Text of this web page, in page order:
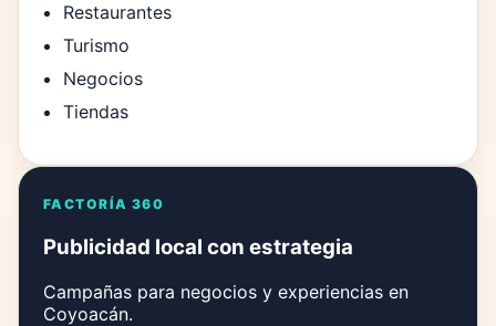
Restaurantes
Turismo
Negocios
Tiendas
FACTORÍA 360
Publicidad local con estrategia
Campañas para negocios y experiencias en
Coyoacán.